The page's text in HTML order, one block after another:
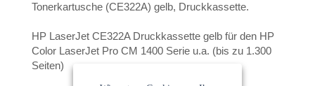
Tonerkartusche (CE322A) gelb, Druckkassette.
HP LaserJet CE322A Druckkassette gelb für den HP
Color LaserJet Pro CM 1400 Serie u.a. (bis zu 1.300
Seiten)